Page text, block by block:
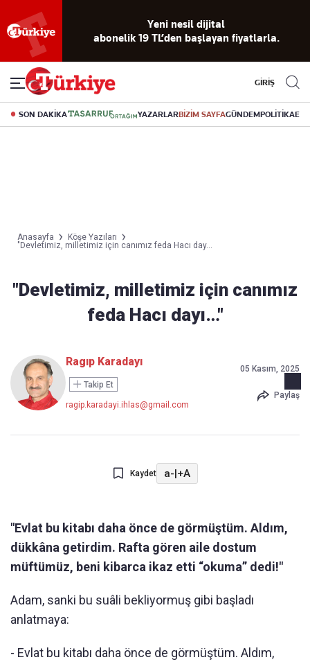
Yeni nesil dijital
abonelik 19 TL’den başlayan fiyatlarla.
GİRİŞ
SON DAKİKA YAZARLARBİZİM SAYFAGÜNDEMPOLİTİKA
Anasayfa
Köşe Yazıları
"Devletimiz, milletimiz için canımız feda Hacı day...
"Devletimiz, milletimiz için canımız
feda Hacı dayı…"
Ragıp Karadayı
Takip Et
ragip.karadayi.ihlas@gmail.com
05 Kasım, 2025
Paylaş
Kaydet a-|+A
"Evlat bu kitabı daha önce de görmüştüm. Aldım,
dükkâna getirdim. Rafta gören aile dostum
müftümüz, beni kibarca ikaz etti “okuma” dedi!"
Adam, sanki bu suâli bekliyormuş gibi başladı
anlatmaya:
- Evlat bu kitabı daha önce de görmüştüm. Aldım,